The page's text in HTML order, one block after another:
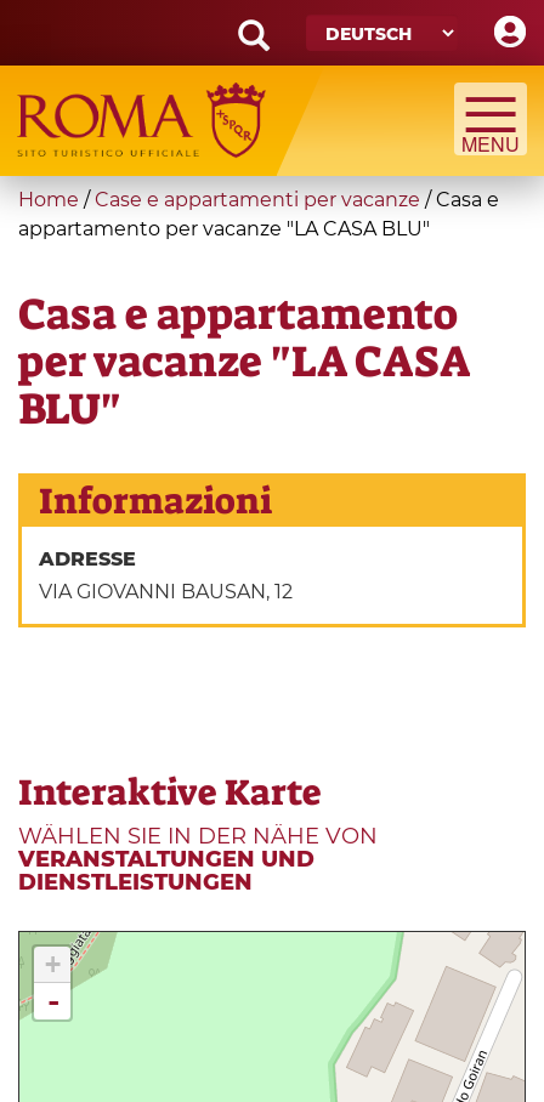
main
content
Search
form
Suche
You
are
Home / Case e appartamenti per vacanze /Casa e
appartamento per vacanze "LA CASA BLU"
Casa e appartamento
per vacanze "LA CASA
BLU"
Informazioni
ADRESSE
VIA GIOVANNI BAUSAN, 12
Interaktive Karte
WÄHLEN SIE IN DER NÄHE VON
VERANSTALTUNGEN UND
DIENSTLEISTUNGEN
+
-